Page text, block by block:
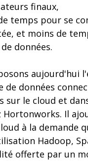
finaux,
temps pour se
et moins de
données.
aujourd'hui
de données
sur le cloud et
Hortonworks. Il
à la demande
Hadoop,
offerte par un